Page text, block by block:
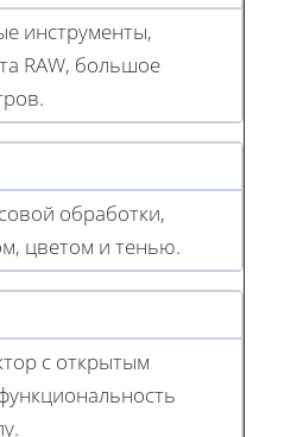
инструменты,
RAW, большое
обработки,
цветом и тенью.
с открытым